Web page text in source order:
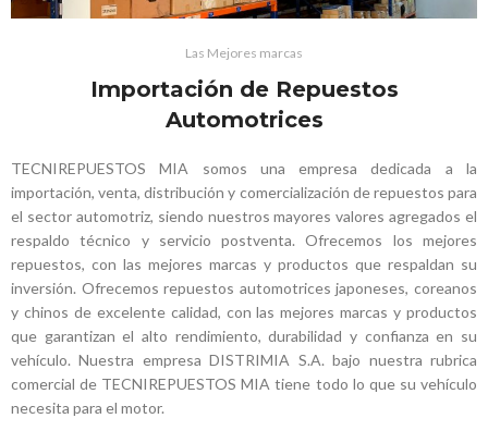
Las Mejores marcas
Importación de Repuestos
Automotrices
TECNIREPUESTOS MIA somos una empresa dedicada a la
importación, venta, distribución y comercialización de repuestos para
el sector automotriz, siendo nuestrosmayores valores agregados el
respaldo técnico y servicio postventa. Ofrecemos los mejores
repuestos, con las mejores marcas y productos que respaldan su
inversión. Ofrecemos repuestos automotrices japoneses, coreanos
y chinos de excelente calidad, con las mejores marcas y productos
que garantizan el alto rendimiento, durabilidad y confianza en su
vehículo. Nuestra empresa DISTRIMIA S.A. bajo nuestra rubrica
comercial de TECNIREPUESTOS MIA tiene todo lo que su vehículo
necesita para el motor.